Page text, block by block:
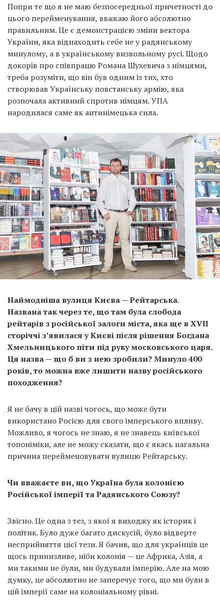
Попри те що я не маю безпосередньої причетності до
цього перейменування, вважаю його абсолютно
правильним. Це є демонстрацією зміни вектора
України, яка віднаходить себе не у радянському
минулому, а в українському визвольному русі. Щодо
докорів про співпрацю Романа Шухевича з німцями,
треба розуміти, що він був одним із тих, хто
створював Українську повстанську армію, яка
розпочала активний спротив німцям. УПА
народилася саме як антинімецька сила.
Наймодніша вулиця Києва — Рейтарська.
Названа так через те, що там була слобода
рейтарів з російської залоги міста, яка ще в XVII
сторіччі з’явилася у Києві після рішення Богдана
Хмельницького піти під руку московського царя.
Ця назва — що б ви з нею зробили? Минуло 400
років, то можна вже лишити назву російського
походження?
Я не бачу в цій назві чогось, що може бути
використано Росією для свого імперського впливу.
Можливо, я чогось не знаю, я не знавець київської
топоніміки, але не можу сказати, що є якась нагальна
причина перейменовувати вулицю Рейтарську.
Чи вважаєте ви, що Україна була колонією
Російської імперії та Радянського Союзу?
Звісно. Це одна з тез, з якої я виходжу як історик і
політик. Було дуже багато дискусій, було відверте
несприйняття цієї тези. Я бачив, що для українців це
щось принизливе, ніби колонія — це Африка, Азія, а
ми такими не були, ми будували імперію. Але на мою
думку, це абсолютно не заперечує того, що ми були в
цій імперії саме на колоніальному рівні.